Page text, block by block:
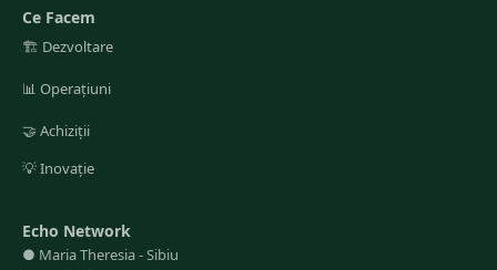
Ce Facem
🏗️ Dezvoltare
📊 Operațiuni
🤝 Achiziții
💡Inovație
Echo Network
● Maria Theresia-Sibiu